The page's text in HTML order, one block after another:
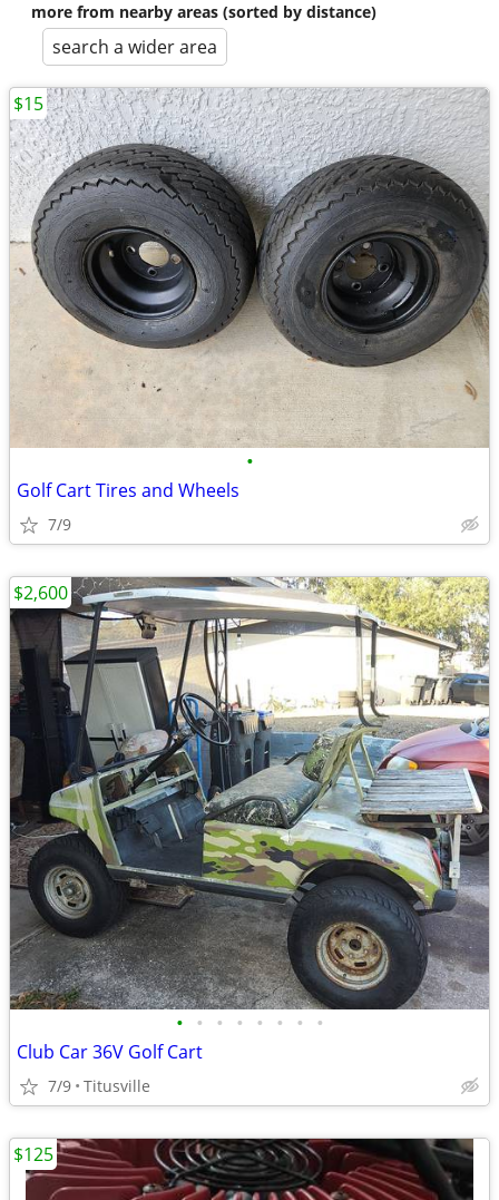
more from nearby areas (sorted by distance)
search a wider area
•
Golf Cart Tires and Wheels
7/9
$15
• • • • • • • •
Club Car 36V Golf Cart
7/9 Titusville
$2,600
$125